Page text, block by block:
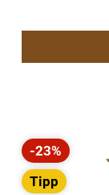
Rabatt
-23%
Tipp